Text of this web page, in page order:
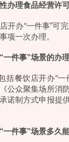
办理食品经营许
开办“一件事”可
项一次办理。
一件事”场景的办
括餐饮店开办“
公众聚集场所消
诺制方式申报提
一件事”场景多久